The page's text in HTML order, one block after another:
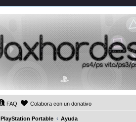
FAQ Colabora con un donativo
PlayStation Portable Ayuda